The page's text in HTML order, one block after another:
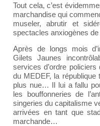
Tout cela, c’est
marchandise qui
museler, abrutir et
spectacles anxiogènes
Après de longs mois
Gilets Jaunes
services d’ordre
du MEDEF, la république
plus nue… Il lui a fallu
les bouffonneries de
singeries du capitalisme
arrivées en tant que
marchande…